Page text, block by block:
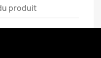
produit